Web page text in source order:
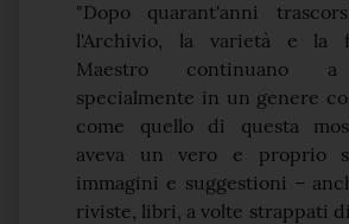
"Dopo quarant'anni
l'Archivio, la varietà e la
Maestro continuano
specialmente in un genere
come quello di questa
aveva un vero e proprio
immagini e suggestioni –
riviste, libri, a volte strappati